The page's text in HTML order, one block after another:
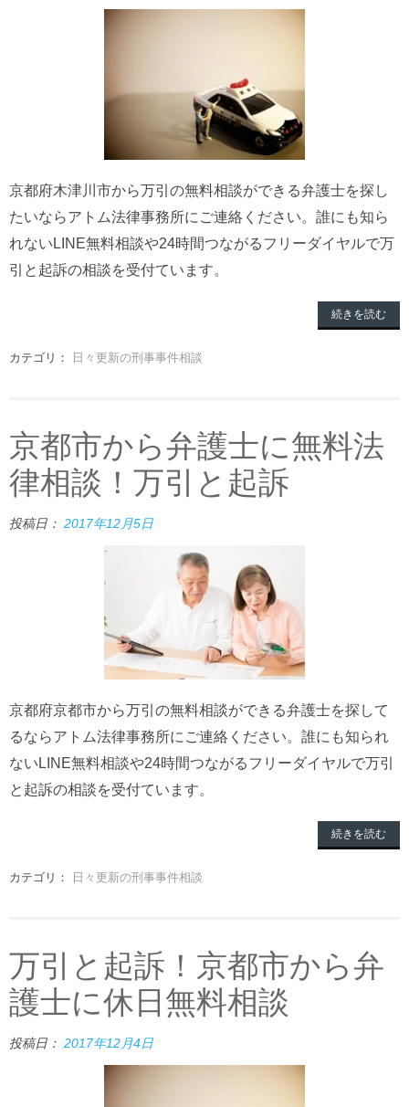
京都府木津川市から万引の無料相談ができる弁護士を探し
たいならアトム法律事務所にご連絡ください。誰にも知ら
れないLINE無料相談や24時間つながるフリーダイヤルで万
引と起訴の相談を受付ています。
続きを読む
カテゴリ： 日々更新の刑事事件相談
京都市から弁護士に無料法
律相談！万引と起訴
投稿日： 2017年12月5日
京都府京都市から万引の無料相談ができる弁護士を探して
るならアトム法律事務所にご連絡ください。誰にも知られ
ないLINE無料相談や24時間つながるフリーダイヤルで万引
と起訴の相談を受付ています。
続きを読む
カテゴリ： 日々更新の刑事事件相談
万引と起訴！京都市から弁
護士に休日無料相談
投稿日： 2017年12月4日